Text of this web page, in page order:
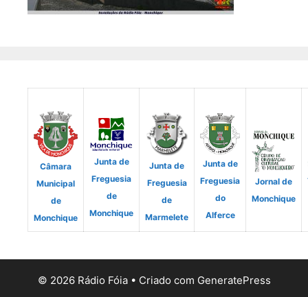
Câmara
Municipal
de
Monchique
Junta de
Freguesia
de
Monchique
Junta de
Freguesia
de
Marmelete
Junta de
Freguesia
do
Alferce
Jornal de
Monchique
© 2026 Rádio Fóia• Criado com GeneratePress